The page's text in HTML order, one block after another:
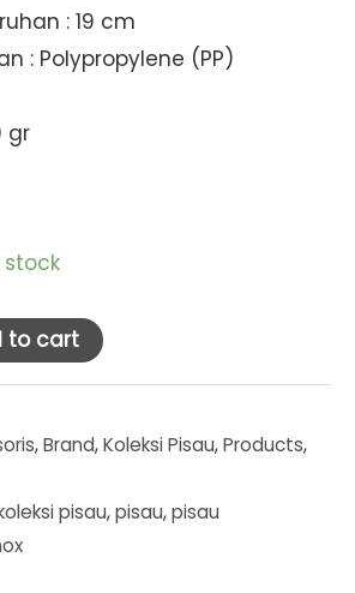
: 19 cm
: Polypropylene (PP)
gr
stock
to cart
,Brand,Koleksi Pisau,Products,
pisau,pisau,pisau